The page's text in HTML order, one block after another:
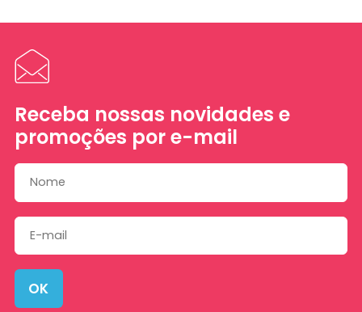
Receba nossas novidades e
promoções por e-mail
OK